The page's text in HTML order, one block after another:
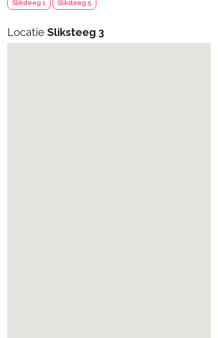
Sliksteeg 1 Sliksteeg 5
Locatie Sliksteeg 3